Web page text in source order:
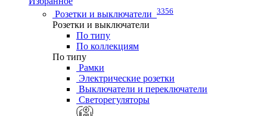
Розетки и выключатели 3356
Розетки и выключатели
По типу
По коллекциям
По типу
Рамки
Электрические розетки
Выключатели и переключатели
Светорегуляторы